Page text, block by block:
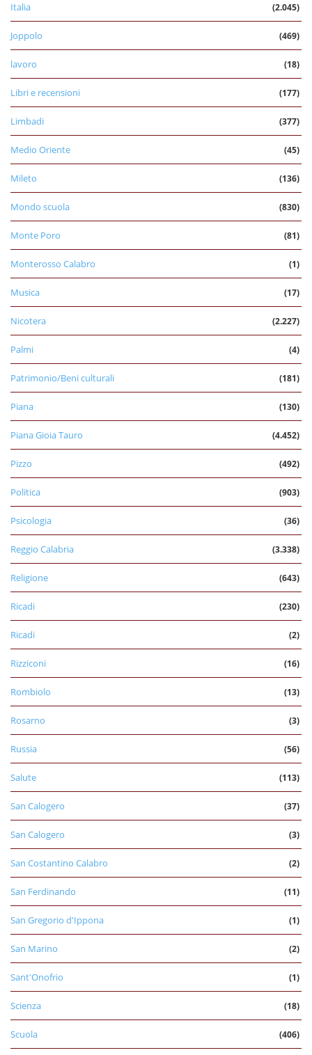
Italia (2.045)
Joppolo (469)
lavoro (18)
Libri e recensioni (177)
Limbadi (377)
Medio Oriente (45)
Mileto (136)
Mondo scuola (830)
Monte Poro (81)
Monterosso Calabro (1)
Musica (17)
Nicotera (2.227)
Palmi (4)
Patrimonio/Beni culturali (181)
Piana (130)
Piana Gioia Tauro (4.452)
Pizzo (492)
Politica (903)
Psicologia (36)
Reggio Calabria (3.338)
Religione (643)
Ricadi (230)
Ricadi (2)
Rizziconi (16)
Rombiolo (13)
Rosarno (3)
Russia (56)
Salute (113)
San Calogero (37)
San Calogero (3)
San Costantino Calabro (2)
San Ferdinando (11)
San Gregorio d'Ippona (1)
San Marino (2)
Sant'Onofrio (1)
Scienza (18)
Scuola (406)